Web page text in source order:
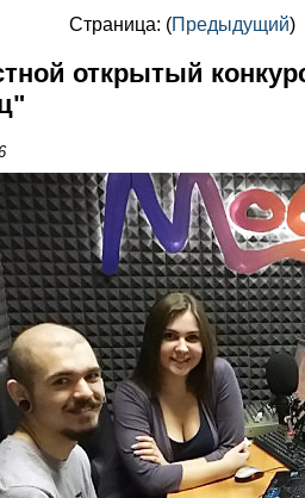
Страница: (Предыдущий)
открытый